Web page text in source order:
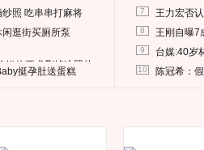
照 吃串串打麻将
逛街买厕所泵
体要求删掉这照片
挺孕肚送蛋糕
7 王力宏否
8 王刚自曝7
9 台媒:40岁
10 陈冠希：